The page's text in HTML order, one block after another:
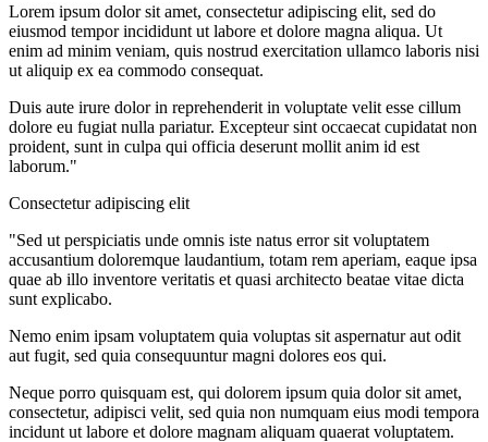
Lorem ipsum dolor sit amet, consectetur adipiscing elit, sed do
eiusmod tempor incididunt ut labore et dolore magna aliqua. Ut
enim ad minim veniam, quis nostrud exercitation ullamco laboris nisi
ut aliquip ex ea commodo consequat.
Duis aute irure dolor in reprehenderit in voluptate velit esse cillum
dolore eu fugiat nulla pariatur. Excepteur sint occaecat cupidatat non
proident, sunt in culpa qui officia deserunt mollit anim id est
laborum."
Consectetur adipiscing elit
"Sed ut perspiciatis unde omnis iste natus error sit voluptatem
accusantium doloremque laudantium, totam rem aperiam, eaque ipsa
quae ab illo inventore veritatis et quasi architecto beatae vitae dicta
sunt explicabo.
Nemo enim ipsam voluptatem quia voluptas sit aspernatur aut odit
aut fugit, sed quia consequuntur magni dolores eos qui.
Neque porro quisquam est, qui dolorem ipsum quia dolor sit amet,
consectetur, adipisci velit, sed quia non numquam eius modi tempora
incidunt ut labore et dolore magnam aliquam quaerat voluptatem.